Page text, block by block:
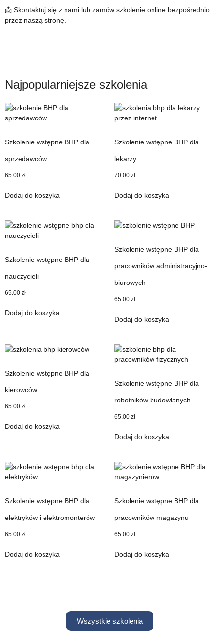
📩 Skontaktuj się z nami lub zamów szkolenie online bezpośrednio
przez naszą stronę.
Najpopularniejsze szkolenia
Szkolenie wstępne BHP dla
sprzedawców
65.00 zł
Dodaj do koszyka
Szkolenie wstępne BHP dla
lekarzy
70.00 zł
Dodaj do koszyka
Szkolenie wstępne BHP dla
nauczycieli
65.00 zł
Dodaj do koszyka
Szkolenie wstępne BHP dla
pracowników administracyjno-
biurowych
65.00 zł
Dodaj do koszyka
Szkolenie wstępne BHP dla
kierowców
65.00 zł
Dodaj do koszyka
Szkolenie wstępne BHP dla
robotników budowlanych
65.00 zł
Dodaj do koszyka
Szkolenie wstępne BHP dla
elektryków i elektromonterów
65.00 zł
Dodaj do koszyka
Szkolenie wstępne BHP dla
pracowników magazynu
65.00 zł
Dodaj do koszyka
Wszystkie szkolenia